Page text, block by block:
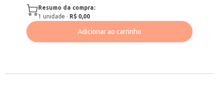
Resumo da compra:
1 unidade · R$ 0,00
Adicionar ao carrinho